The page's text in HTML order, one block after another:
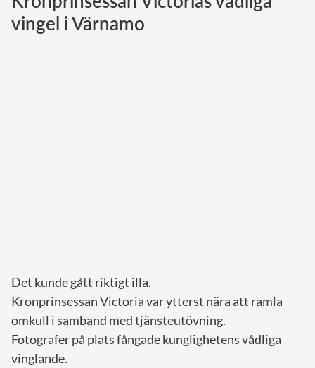
Norska kungahuset
vingel i Värnamo
Det kunde gått riktigt illa.
Kronprinsessan Victoria var ytterst nära att ramla
omkull i samband med tjänsteutövning.
Fotografer på plats fångade kunglighetens vådliga
vinglande.